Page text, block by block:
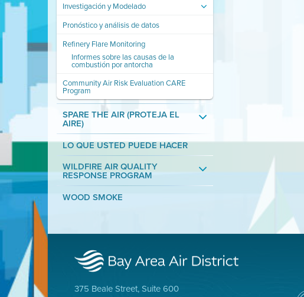
Investigación y Modelado
Pronóstico y análisis de datos
Refinery Flare Monitoring
Informes sobre las causas de la
combustión por antorcha
Community Air Risk Evaluation CARE
Program
SPARE THE AIR (PROTEJA EL
AIRE)
LO QUE USTED PUEDE HACER
WILDFIRE AIR QUALITY
RESPONSE PROGRAM
WOOD SMOKE
375 Beale Street, Suite 600